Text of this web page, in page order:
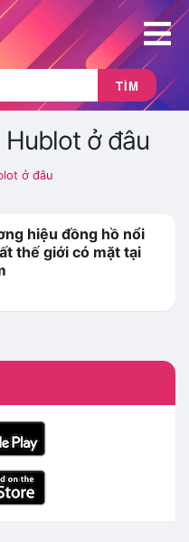
TÌM
ở đâu
ở đâu
hiệu đồng hồ nổi
thế giới có mặt tại